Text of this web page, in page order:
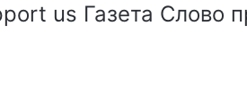
us Газета Слово